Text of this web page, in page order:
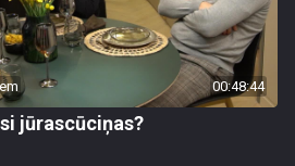
00:48:44
jūrascūciņas?